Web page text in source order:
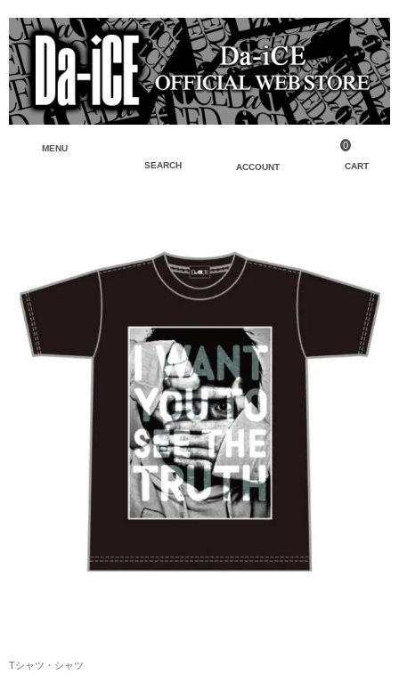
MENU
SEARCH
ACCOUNT CART
0
Tシャツ・シャツ
パーカー・スウェット・ブルゾン
バッグ・ポーチ
キーホルダー・チャーム
アクリルスタンド・アクセサリー・帽子
缶バッジ・ステッカー
生活雑貨・菓子・ゲーム
岩岡徹グッズ
和田颯｜Wagic Hour Worksグッズ
ログイン
Tシャツ・シャツ